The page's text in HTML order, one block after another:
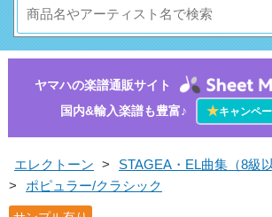
ヤマハの楽譜通販サイト
国内&輸入楽譜も豊富♪
★キャンペ
エレクトーン >
STAGEA・EL曲集（8級以
>
ポピュラー/クラシック